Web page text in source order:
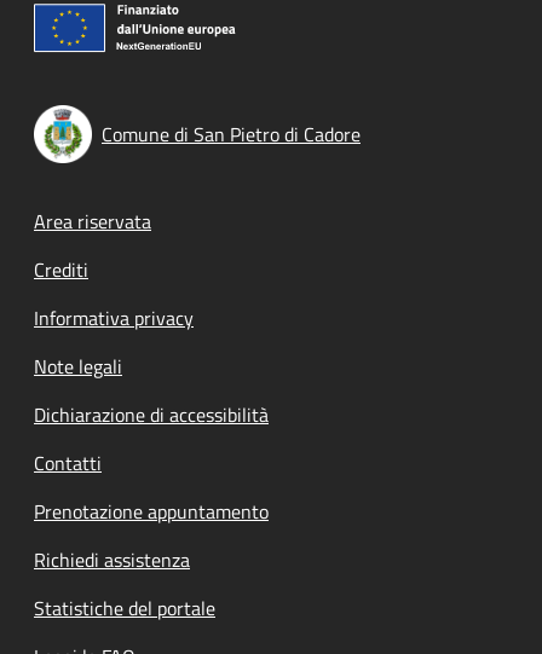
Comune di San Pietro di Cadore
Footer menu
Area riservata
Crediti
Informativa privacy
Note legali
Dichiarazione di accessibilità
Contatti
Prenotazione appuntamento
Richiedi assistenza
Statistiche del portale